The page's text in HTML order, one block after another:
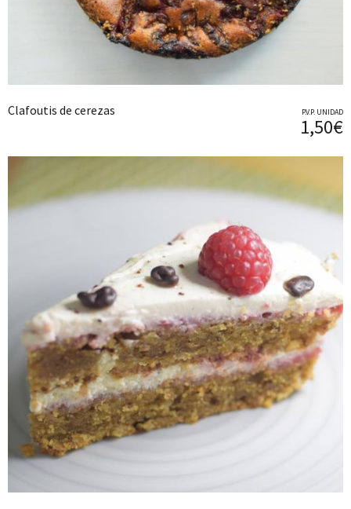
Clafoutis de cerezas P.V.P. UNIDAD
1,50€